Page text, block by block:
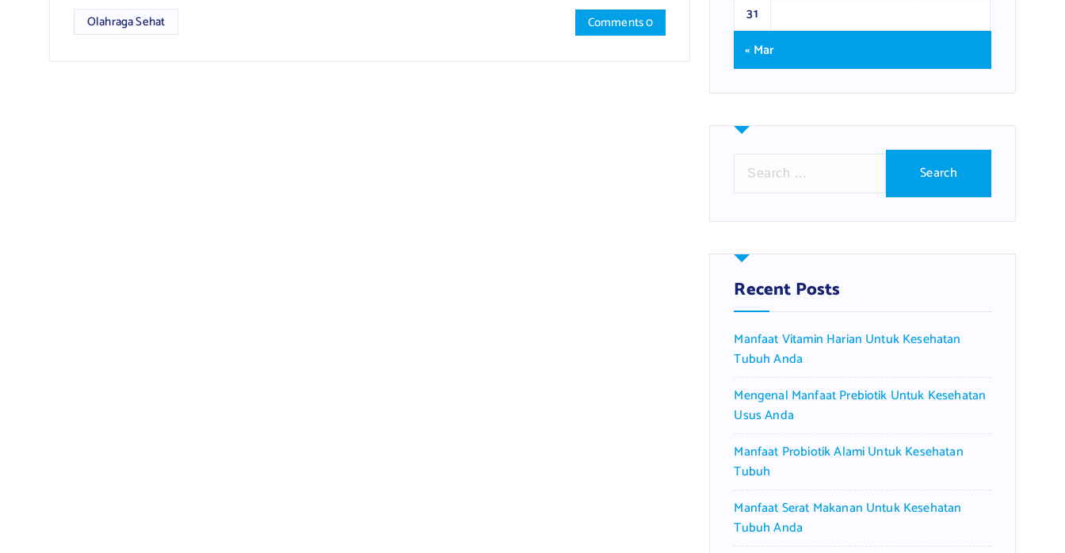
Olahraga Sehat Comments 0
31
« Mar
r
h
f
o
:
Recent Posts
Manfaat Vitamin Harian Untuk Kesehatan
Tubuh Anda
Mengenal Manfaat Prebiotik Untuk Kesehatan
Usus Anda
Manfaat Probiotik Alami Untuk Kesehatan
Tubuh
Manfaat Serat Makanan Untuk Kesehatan
Tubuh Anda